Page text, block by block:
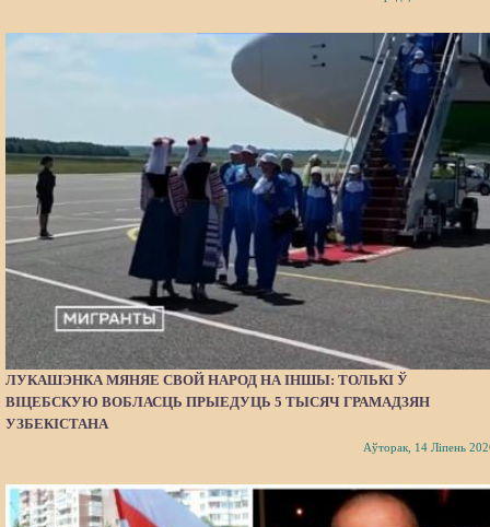
ЛУКАШЭНКА МЯНЯЕ СВОЙ НАРОД НА ІНШЫ: ТОЛЬКІ Ў
ВІЦЕБСКУЮ ВОБЛАСЦЬ ПРЫЕДУЦЬ 5 ТЫСЯЧ ГРАМАДЗЯН
УЗБЕКІСТАНА
Аўторак, 14 Ліпень